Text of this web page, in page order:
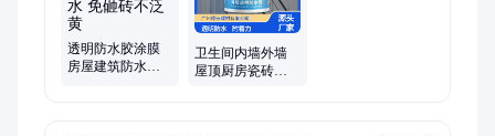
透明防水胶涂膜
房屋建筑防水涂
卫生间内墙外墙
屋顶厨房瓷砖透